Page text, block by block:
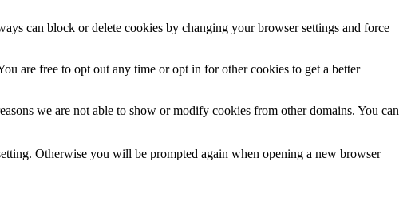
can block or delete cookies by changing your browser settings and force
are free to opt out any time or opt in for other cookies to get a better
we are not able to show or modify cookies from other domains. You can
Otherwise you will be prompted again when opening a new browser